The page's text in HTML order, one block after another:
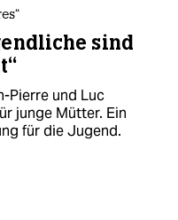
sind
Pierre und Luc
junge Mütter. Ein
für die Jugend.